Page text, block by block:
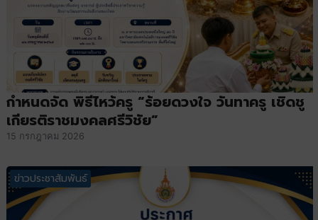
กำหนดจัด พิธีไหว้ครู “ร้อยดวงใจ วันทาครู เชิดชู
เกียรติราชมงคลศรีวิชัย”
15 กรกฎาคม 2026
ข่าวประชาสัมพันธ์